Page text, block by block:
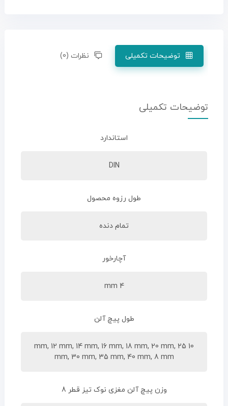
توضیحات تکمیلی نظرات (0)
توضیحات تکمیلی
استاندارد
DIN
طول رزوه محصول
تمام دنده
آچارخور
4 mm
طول پیچ آلن
10 mm, 12 mm, 14 mm, 16 mm, 18 mm, 20 mm, 25
mm, 30 mm, 35 mm, 40 mm, 8 mm
وزن پیچ آلن مغزی نوک تیز قطر 8